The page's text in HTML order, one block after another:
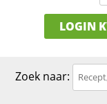
LOGIN
Zoek naar: